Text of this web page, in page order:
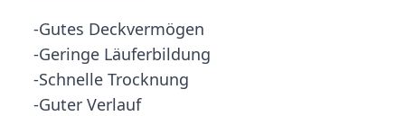
-Gutes Deckvermögen
-Geringe Läuferbildung
-Schnelle Trocknung
-Guter Verlauf